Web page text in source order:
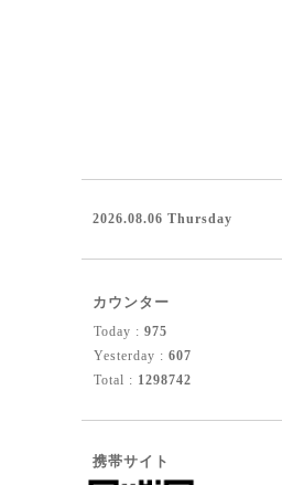
2026.08.06 Thursday
カウンター
Today : 975
Yesterday : 607
Total : 1298742
携帯サイト